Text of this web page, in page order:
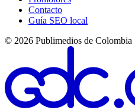
Contacto
Guía SEO local
© 2026 Publimedios de Colombia